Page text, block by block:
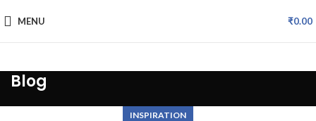
MENU ₹0.00
Blog
INSPIRATION